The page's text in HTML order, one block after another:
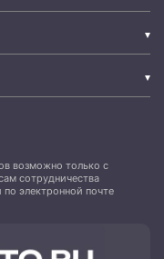
возможно только с
сотрудничества
по электронной почте